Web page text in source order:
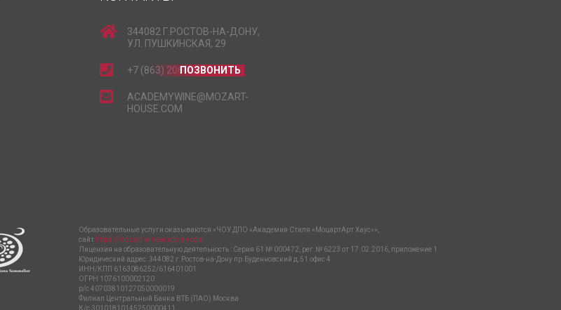
344082 Г.РОСТОВ-НА-ДОНУ,
УЛ. ПУШКИНСКАЯ, 29
+7 (863) 206-15-15
ПОЗВОНИТЬ
ACADEMYWINE@MOZART-
HOUSE.COM
Образовательные услуги оказываются «ЧОУ ДПО «Академия Стиля «МоцартАрт Хаус»»,
сайт https://mozart-wineacademy.com
Лицензия на образовательную деятельность : Серия 61 № 000472, рег.№ 6223 от 17.02.2016, приложение 1
Юридический адрес: 344082 г.Ростов-на-Дону пр.Буденновский д.51 офис 4
ИНН/КПП 6163086252/616401001
ОГРН 1076100002120
р/с 40703810127050000019
Филиал Центральный Банка ВТБ (ПАО) Москва
К/с 30101810145250000411